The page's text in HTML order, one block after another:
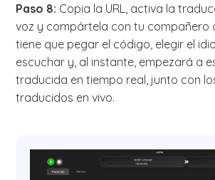
Paso 8: Copia la URL, activa la
voz y compártela con tu compañero
tiene que pegar el código, elegir el
escuchar y, al instante, empezará a
traducida en tiempo real, junto con
traducidos en vivo.